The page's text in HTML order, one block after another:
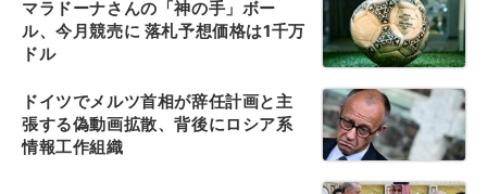
マラドーナさんの「神の手」ボー
ル、今月競売に 落札予想価格は1千万
ドル
ドイツでメルツ首相が辞任計画と主
張する偽動画拡散、背後にロシア系
情報工作組織